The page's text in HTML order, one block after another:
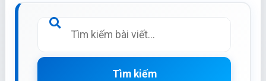
Tìm kiếm